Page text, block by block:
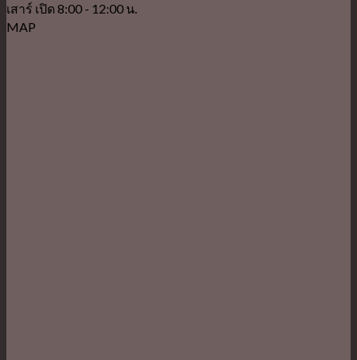
เสาร์ เปิด 8:00 - 12:00 น.
MAP